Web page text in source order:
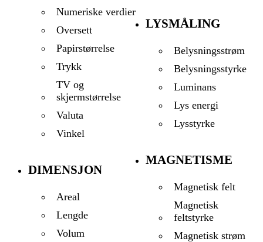
Numeriske verdier
Oversett
Papirstørrelse
Trykk
TV og
skjermstørrelse
Valuta
Vinkel
DIMENSJON
Areal
Lengde
Volum
LYSMÅLING
Belysningsstrøm
Belysningsstyrke
Luminans
Lys energi
Lysstyrke
MAGNETISME
Magnetisk felt
Magnetisk
feltstyrke
Magnetisk strøm